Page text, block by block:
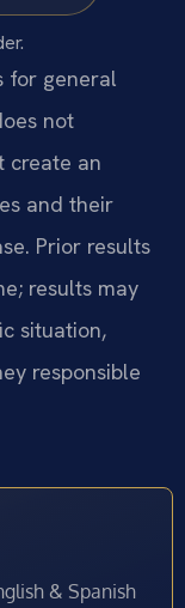
for general
not
create an
and their
Prior results
results may
situation,
responsible
& Spanish